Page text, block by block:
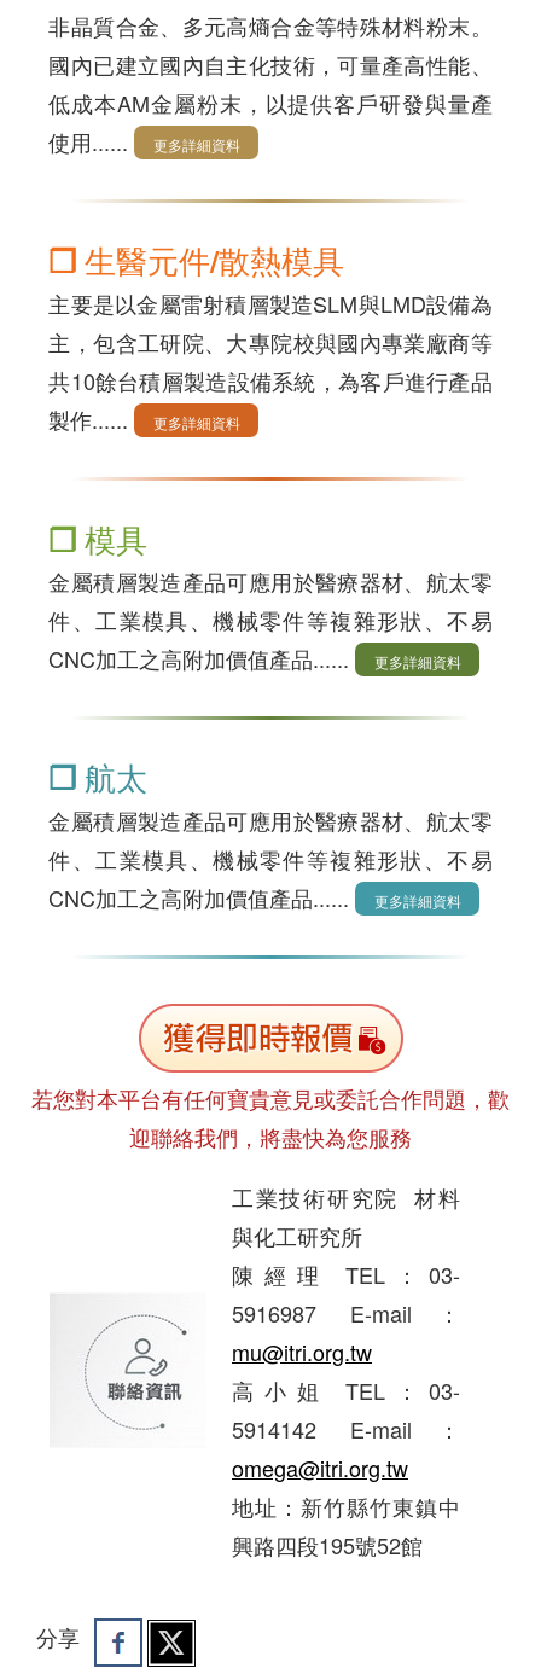
非晶質合金、多元高熵合金等特殊材料粉末。
國內已建立國內自主化技術，可量產高性能、
低成本AM金屬粉末，以提供客戶研發與量產
使用......
❐ 生醫元件/散熱模具
主要是以金屬雷射積層製造SLM與LMD設備為
主，包含工研院、大專院校與國內專業廠商等
共10餘台積層製造設備系統，為客戶進行產品
製作......
❐ 模具
金屬積層製造產品可應用於醫療器材、航太零
件、工業模具、機械零件等複雜形狀、不易
CNC加工之高附加價值產品......
❐ 航太
金屬積層製造產品可應用於醫療器材、航太零
件、工業模具、機械零件等複雜形狀、不易
CNC加工之高附加價值產品......
若您對本平台有任何寶貴意見或委託合作問題，歡
迎聯絡我們，將盡快為您服務
工業技術研究院 材料
與化工研究所
陳經理 TEL：03-
5916987 E-mail：
mu@itri.org.tw
高小姐 TEL：03-
5914142 E-mail：
omega@itri.org.tw
地址：新竹縣竹東鎮中
興路四段195號52館
分享